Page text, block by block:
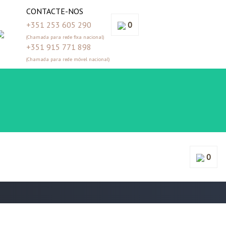
CONTACTE-NOS
+351 253 605 290
(Chamada para rede fixa nacional)
+351 915 771 898
(Chamada para rede móvel nacional)
0
0